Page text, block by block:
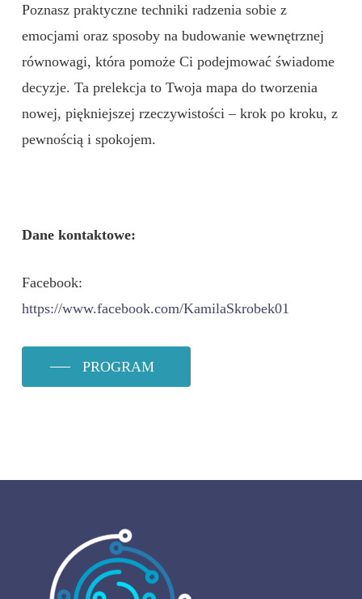
Poznasz praktyczne techniki radzenia sobie z
emocjami oraz sposoby na budowanie wewnętrznej
równowagi, która pomoże Ci podejmować świadome
decyzje. Ta prelekcja to Twoja mapa do tworzenia
nowej, piękniejszej rzeczywistości – krok po kroku, z
pewnością i spokojem.
Dane kontaktowe:
Facebook:
https://www.facebook.com/KamilaSkrobek01
PROGRAM